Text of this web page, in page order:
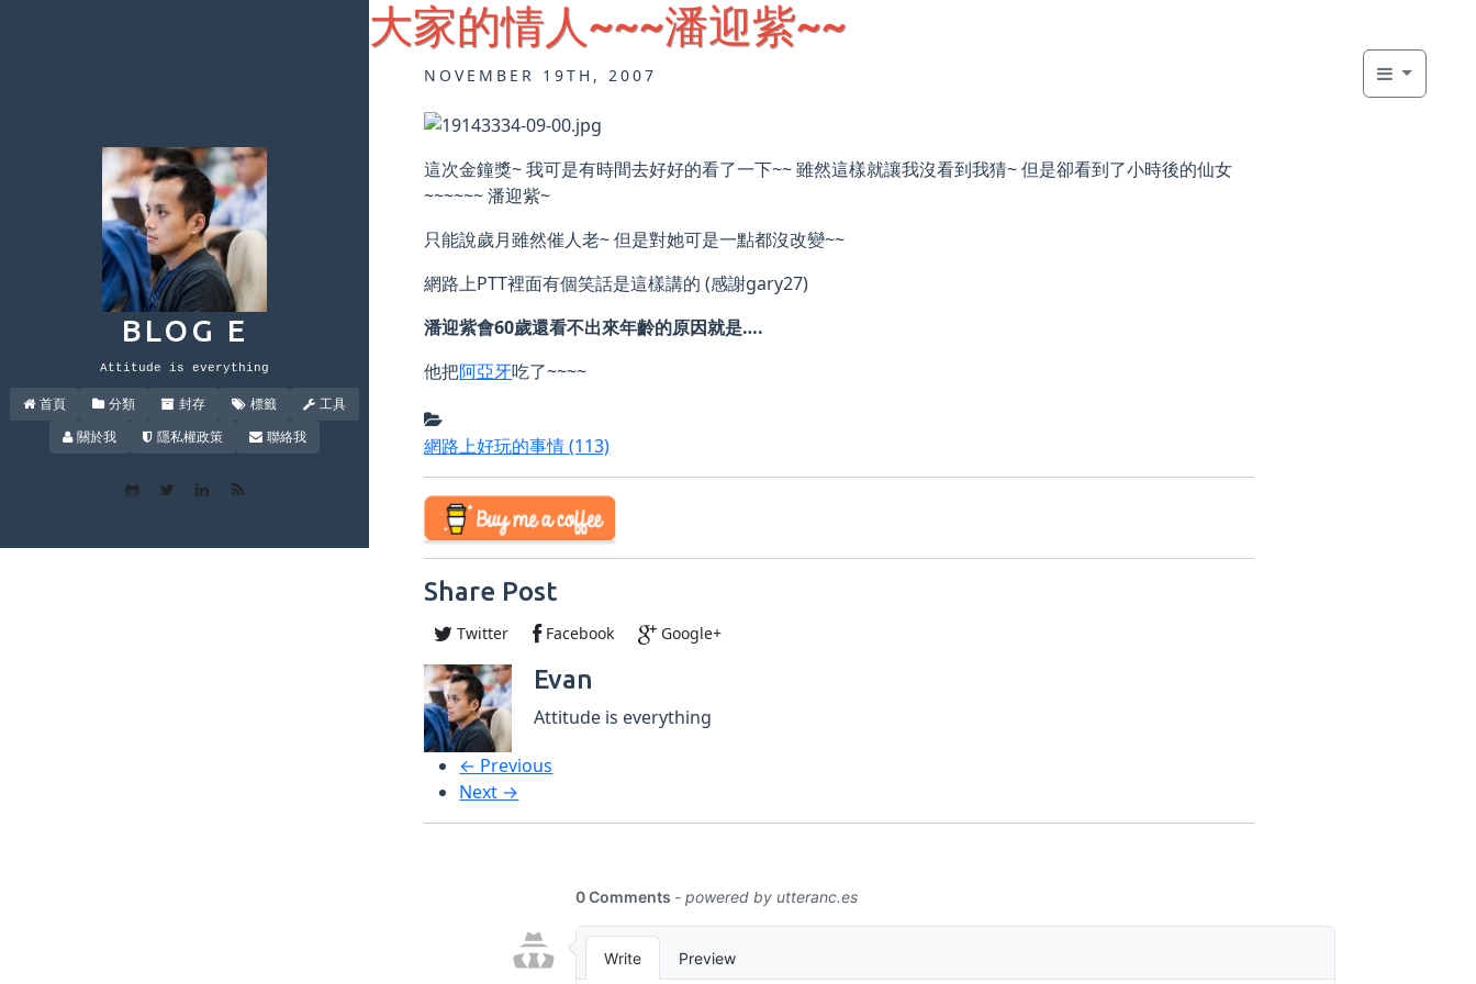
BLOG E
Attitude is everything
首頁 分類 封存 標籤
工具
關於我
隱私權政策 聯絡我
大家的情人~~~潘迎紫~~
NOVEMBER 19TH, 2007
這次金鐘獎~ 我可是有時間去好好的看了一下~~ 雖然這樣就讓我沒看到我猜~ 但是卻看到了小時後的仙女
~~~~~~ 潘迎紫~
只能說歲月雖然催人老~ 但是對她可是一點都沒改變~~
網路上PTT裡面有個笑話是這樣講的 (感謝gary27)
潘迎紫會60歲還看不出來年齡的原因就是….
他把阿亞牙吃了~~~~
網路上好玩的事情(113)
Share Post
Twitter Facebook Google+
Evan
Attitude is everything
← Previous
Next →